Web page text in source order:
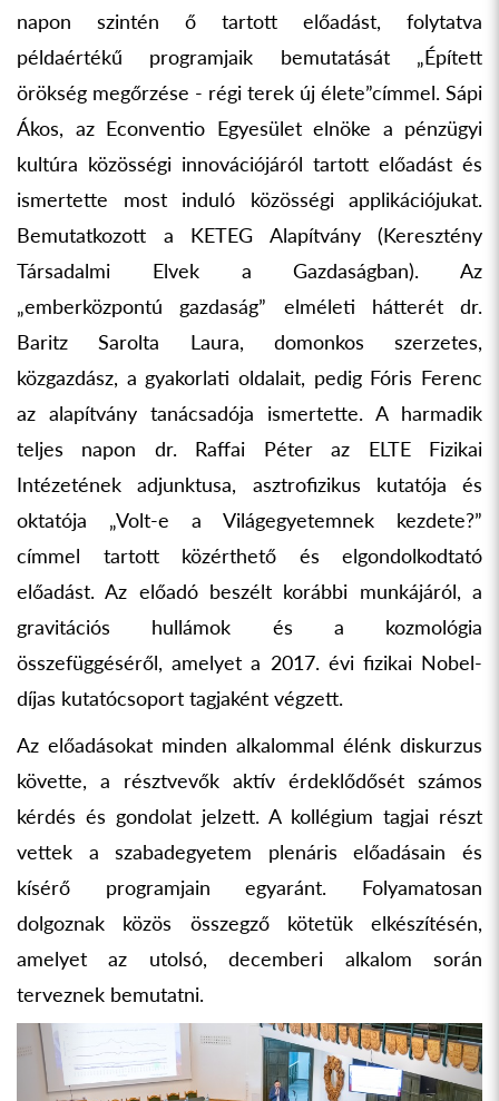
napon szintén ő tartott előadást, folytatva
példaértékű programjaik bemutatását „Épített
örökség megőrzése - régi terek új élete”címmel. Sápi
Ákos, az Econventio Egyesület elnöke a pénzügyi
kultúra közösségi innovációjáról tartott előadást és
ismertette most induló közösségi applikációjukat.
Bemutatkozott a KETEG Alapítvány (Keresztény
Társadalmi Elvek a Gazdaságban). Az
„emberközpontú gazdaság” elméleti hátterét dr.
Baritz Sarolta Laura, domonkos szerzetes,
közgazdász, a gyakorlati oldalait, pedig Fóris Ferenc
az alapítvány tanácsadója ismertette. A harmadik
teljes napon dr. Raffai Péter az ELTE Fizikai
Intézetének adjunktusa, asztrofizikus kutatója és
oktatója „Volt-e a Világegyetemnek kezdete?”
címmel tartott közérthető és elgondolkodtató
előadást. Az előadó beszélt korábbi munkájáról, a
gravitációs hullámok és a kozmológia
összefüggéséről, amelyet a 2017. évi fizikai Nobel-
díjas kutatócsoport tagjaként végzett.
Az előadásokat minden alkalommal élénk diskurzus
követte, a résztvevők aktív érdeklődősét számos
kérdés és gondolat jelzett. A kollégium tagjai részt
vettek a szabadegyetem plenáris előadásain és
kísérő programjain egyaránt. Folyamatosan
dolgoznak közös összegző kötetük elkészítésén,
amelyet az utolsó, decemberi alkalom során
terveznek bemutatni.
Previous Next